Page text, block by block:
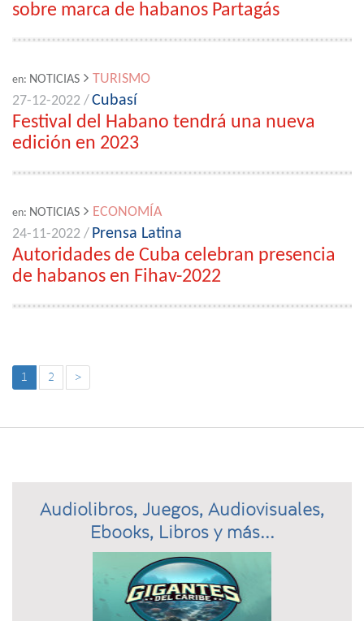
sobre marca de habanos Partagás
en: NOTICIAS
TURISMO
27-12-2022 /Cubasí
Festival del Habano tendrá una nueva
edición en 2023
en: NOTICIAS
ECONOMÍA
24-11-2022 / Prensa Latina
Autoridades de Cuba celebran presencia
de habanos en Fihav-2022
1 2 >
Audiolibros, Juegos, Audiovisuales,
Ebooks, Libros y más...